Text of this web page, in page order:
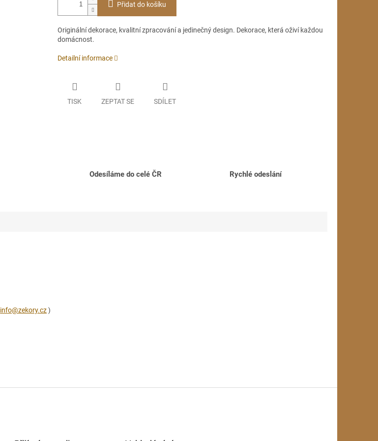
Přidat do košíku
Originální dekorace, kvalitní zpracování a jedinečný design. Dekorace, která oživí každou
domácnost.
Detailní informace
TISK ZEPTAT SE SDÍLET
Odesíláme do celé ČR Rychlé odeslání
info@zekory.cz)